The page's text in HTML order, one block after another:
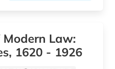
Law:
1620 - 1926